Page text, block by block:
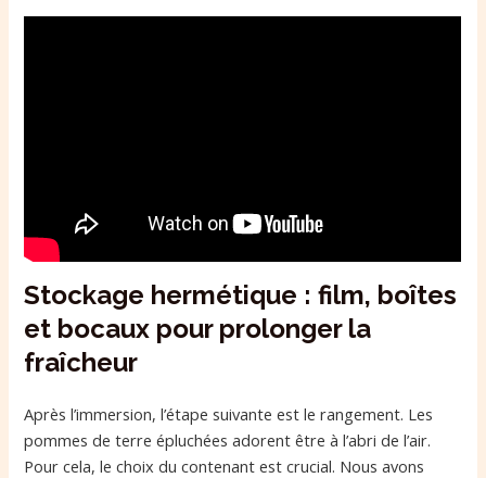
Stockage hermétique : film, boîtes
et bocaux pour prolonger la
fraîcheur
Après l’immersion, l’étape suivante est le rangement. Les
pommes de terre épluchées adorent être à l’abri de l’air.
Pour cela, le choix du contenant est crucial. Nous avons